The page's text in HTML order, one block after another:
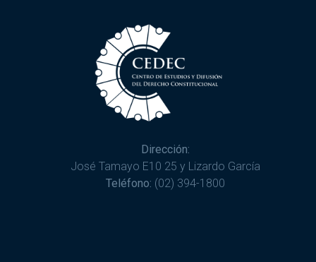
Dirección:
José Tamayo E10 25 y Lizardo García
Teléfono: (02) 394-1800